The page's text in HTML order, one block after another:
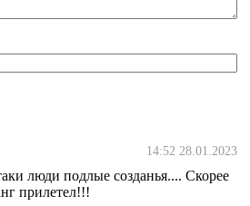
14:52 28.01.2023
люди подлые созданья.... Скорее
прилетел!!!